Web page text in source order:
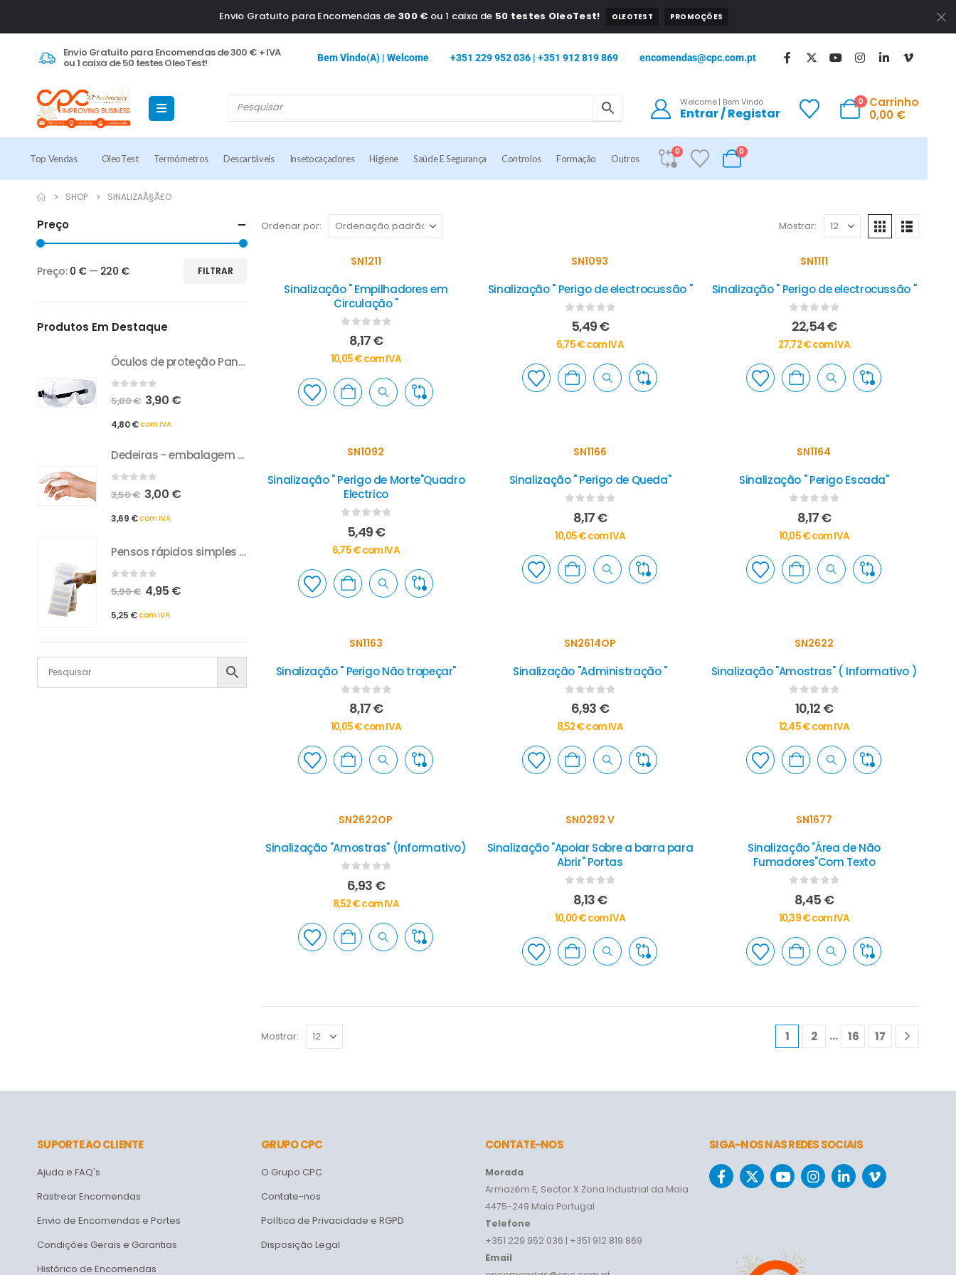
Envio Gratuito para Encomendas de300 € ou 1 caixa de 50 testes OleoTest! OLEOTEST PROMOÇÕES
Envio Gratuito para Encomendas de 300 € + IVA
ou 1 caixa de 50 testes OleoTest! Bem Vindo(a) | Welcome +351 229 952 036 | +351 912 819 869 encomendas@cpc.com.pt
Welcome | Bem Vindo
Entrar / Registar
0
Carrinho
0,00 €
Top Vendas OleoTest Termómetros Descartáveis Insetocaçadores Higiene Saúde E Segurança Controlos Formação Outros
0 0
SHOP SINALIZAÃ§Ã£O
Ordenar por: Mostrar:
SN1211
Sinalização " Empilhadores em
Circulação "
out of 5
8,17€
10,05€com IVA
SN1093
Sinalização " Perigo de electrocussão "
out of 5
5,49€
6,75€com IVA
SN1111
Sinalização " Perigo de electrocussão "
0out of 5
22,54€
27,72€com IVA
SN1092
Sinalização " Perigo de Morte"Quadro
Electrico
out of 5
5,49€
6,75€com IVA
SN1166
Sinalização " Perigo de Queda"
out of 5
8,17€
10,05€com IVA
SN1164
Sinalização " Perigo Escada"
out of 5
8,17€
10,05€com IVA
SN1163
Sinalização " Perigo Não tropeçar"
out of 5
8,17€
10,05€com IVA
SN2614OP
Sinalização "Administração "
out of 5
6,93 €
8,52€com IVA
SN2622
Sinalização "Amostras" ( Informativo )
0out of 5
10,12 €
12,45€com IVA
SN2622OP
Sinalização "Amostras" (Informativo)
out of 5
6,93 €
8,52€com IVA
SN0292 V
Sinalização "Apoiar Sobre a barra para
Abrir" Portas
out of 5
8,13€
10,00€com IVA
SN1677
Sinalização "Área de Não
Fumadores"Com Texto
out of 5
8,45 €
10,39€com IVA
Mostrar: 1 2 … 16 17
Preço
FILTRAR
Preço: 0 €— 220 €
Produtos Em Destaque
Óculos de proteção Panorâmicos
out of 5
5,00€ 3,90 €
4,80€com IVA
Dedeiras - embalagem de 100
out of 5
3,50€ 3,00 €
3,69 €com IVA
Pensos rápidos simples azuis (embalagem 60 unidades)
out of 5
5,90€ 4,95 €
5,25 €com IVA
SUPORTE AO CLIENTE
Ajuda e FAQ's
Rastrear Encomendas
Envio de Encomendas e Portes
Condições Gerais e Garantias
Histórico de Encomendas
GRUPO CPC
O Grupo CPC
Contate-nos
Política de Privacidade e RGPD
Disposição Legal
CONTATE-NOS
Morada
Armazém E, Sector X Zona Industrial da Maia
4475-249 Maia Portugal
Telefone
+351 229 952 036 | +351 912 819 869
Email
SIGA-NOS NAS REDES SOCIAIS